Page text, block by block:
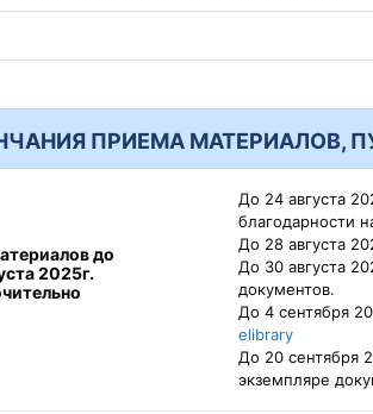
ПРИЕМА МАТЕРИАЛОВ,
до
2025г.
До 24 августа
благодарности
До 28 августа
До 30 августа
документов.
До 4 сентября
elibrary
До 20 сентября
экземпляре